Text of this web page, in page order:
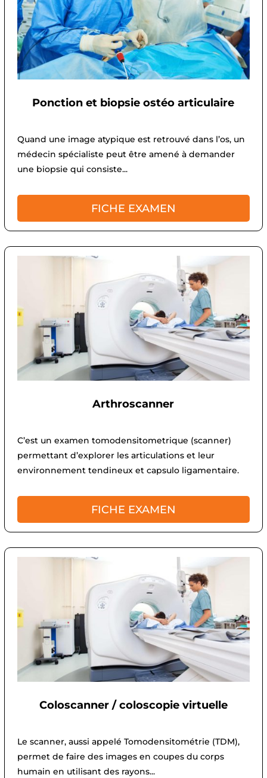
Ponction et biopsie ostéo articulaire
Quand une image atypique est retrouvé dans l’os, un
médecin spécialiste peut être amené à demander
une biopsie qui consiste...
FICHE EXAMEN
Arthroscanner
C’est un examen tomodensitometrique (scanner)
permettant d’explorer les articulations et leur
environnement tendineux et capsulo ligamentaire.
FICHE EXAMEN
Coloscanner / coloscopie virtuelle
Le scanner, aussi appelé Tomodensitométrie (TDM),
permet de faire des images en coupes du corps
humain en utilisant des rayons...